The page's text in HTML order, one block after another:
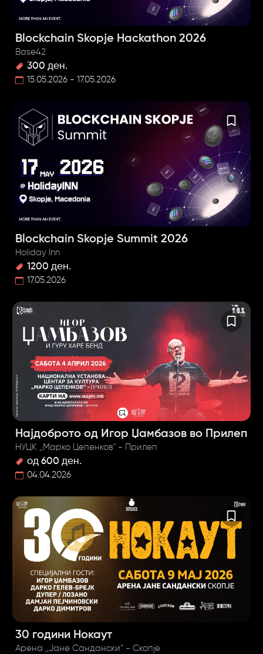
Blockchain Skopje Hackathon 2026
Base42
300 ден.
15.05.2026 - 17.05.2026
Blockchain Skopje Summit 2026
Holiday Inn
1200 ден.
17.05.2026
Најдоброто од Игор Џамбазов во Прилеп
НУЦК ,,Марко Цепенков" - Прилеп
од 600 ден.
04.04.2026
30 години Нокаут
Арена ,,Јане Сандански” - Скопје